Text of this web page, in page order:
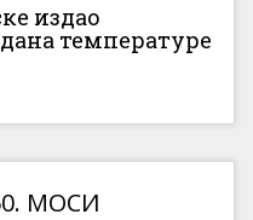
издао
температуре
МОСИ